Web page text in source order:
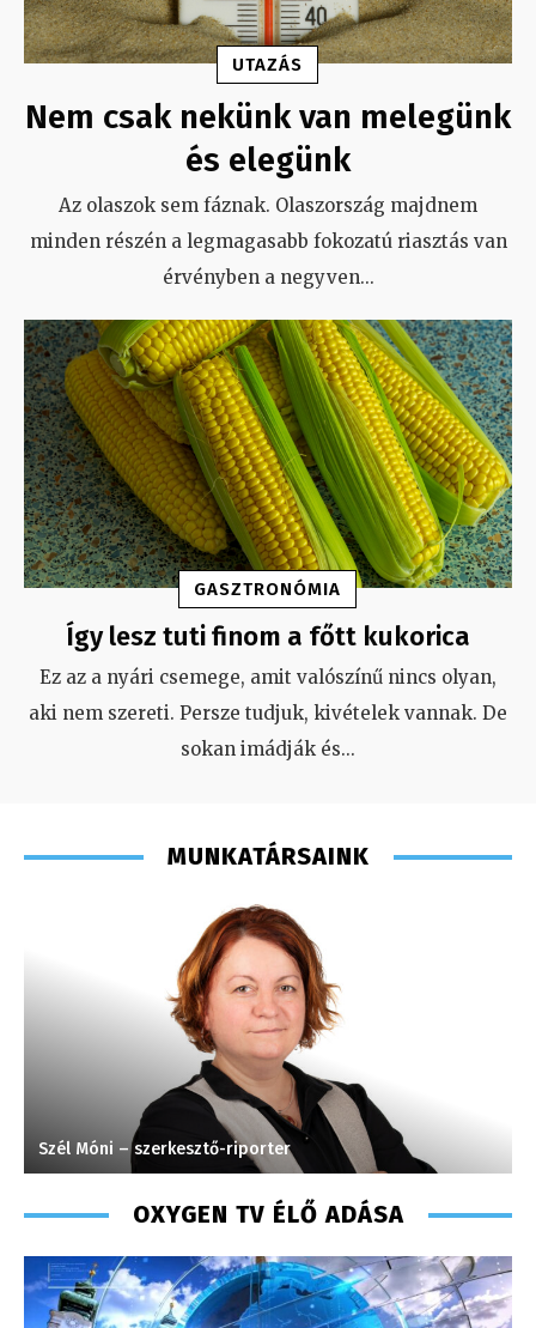
UTAZÁS
Nem csak nekünk van melegünk
és elegünk
Az olaszok sem fáznak. Olaszország majdnem
minden részén a legmagasabb fokozatú riasztás van
érvényben a negyven...
GASZTRONÓMIA
Így lesz tuti finom a főtt kukorica
Ez az a nyári csemege, amit valószínű nincs olyan,
aki nem szereti. Persze tudjuk, kivételek vannak. De
sokan imádják és...
MUNKATÁRSAINK
Turi Szilvia- könyvelési asszisztens
OXYGEN TV ÉLŐ ADÁSA